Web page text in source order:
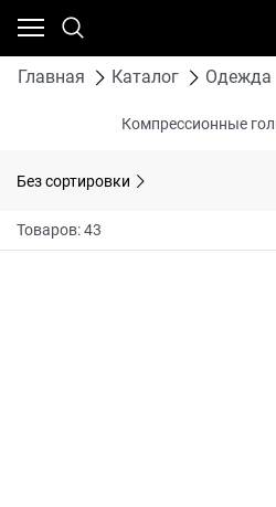
Главная Каталог Одежда
Компрессионные
Без сортировки
Товаров: 43